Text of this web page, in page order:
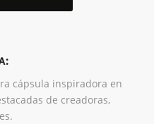
cápsula inspiradora en
de creadoras,